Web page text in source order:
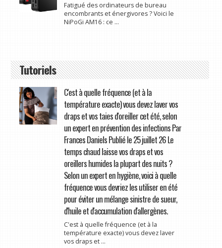
Fatigué des ordinateurs de bureau
encombrants et énergivores ? Voici le
NiPoGi AM16 : ce ...
Tutoriels
C'est à quelle fréquence (et à la
température exacte) vous devez laver vos
draps et vos taies d'oreiller cet été, selon
un expert en prévention des infections Par
Frances Daniels Publié le 25 juillet 26 Le
temps chaud laisse vos draps et vos
oreillers humides la plupart des nuits ?
Selon un expert en hygiène, voici à quelle
fréquence vous devriez les utiliser en été
pour éviter un mélange sinistre de sueur,
d'huile et d'accumulation d'allergènes.
C'est à quelle fréquence (et à la
température exacte) vous devez laver
vos draps et ...